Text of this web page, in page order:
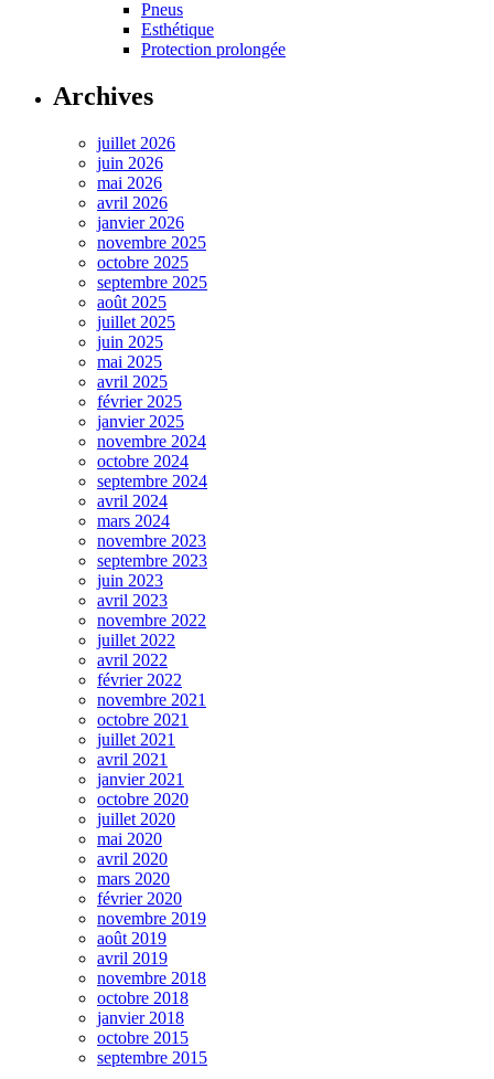
Pneus
Esthétique
Protection prolongée
Archives
juillet 2026
juin 2026
mai 2026
avril 2026
janvier 2026
novembre 2025
octobre 2025
septembre 2025
août 2025
juillet 2025
juin 2025
mai 2025
avril 2025
février 2025
janvier 2025
novembre 2024
octobre 2024
septembre 2024
avril 2024
mars 2024
novembre 2023
septembre 2023
juin 2023
avril 2023
novembre 2022
juillet 2022
avril 2022
février 2022
novembre 2021
octobre 2021
juillet 2021
avril 2021
janvier 2021
octobre 2020
juillet 2020
mai 2020
avril 2020
mars 2020
février 2020
novembre 2019
août 2019
avril 2019
novembre 2018
octobre 2018
janvier 2018
octobre 2015
septembre 2015